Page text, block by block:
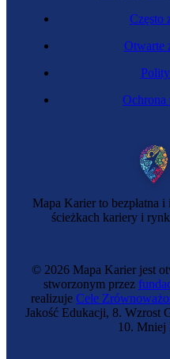
Inżynier okrętowy
Mapa Karier to bezpłatna
ścieżkach kariery i
Często
Otwarte
Ochrona
© 2026 Mapa Karier jest
stworzonym przez
realizuje Cele
Jakość Edukacji, 8. Wzrost
10. Mniej